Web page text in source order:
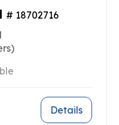
# 18702716
Details